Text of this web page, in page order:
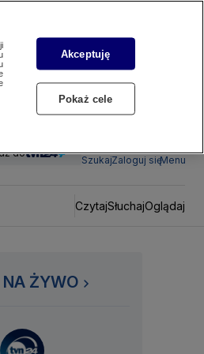
do
SzukajZaloguj sięMenu
CzytajSłuchajOglądaj
ŻYWO
Akceptuję
Pokaż cele